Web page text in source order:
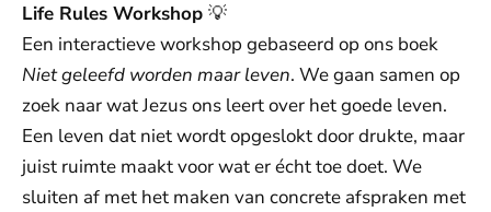
Life Rules Workshop 💡
Een interactieve workshop gebaseerd op ons boek
Niet geleefd worden maar leven. We gaan samen op
zoek naar wat Jezus ons leert over het goede leven.
Een leven dat niet wordt opgeslokt door drukte, maar
juist ruimte maakt voor wat er écht toe doet. We
sluiten af met het maken van concrete afspraken met